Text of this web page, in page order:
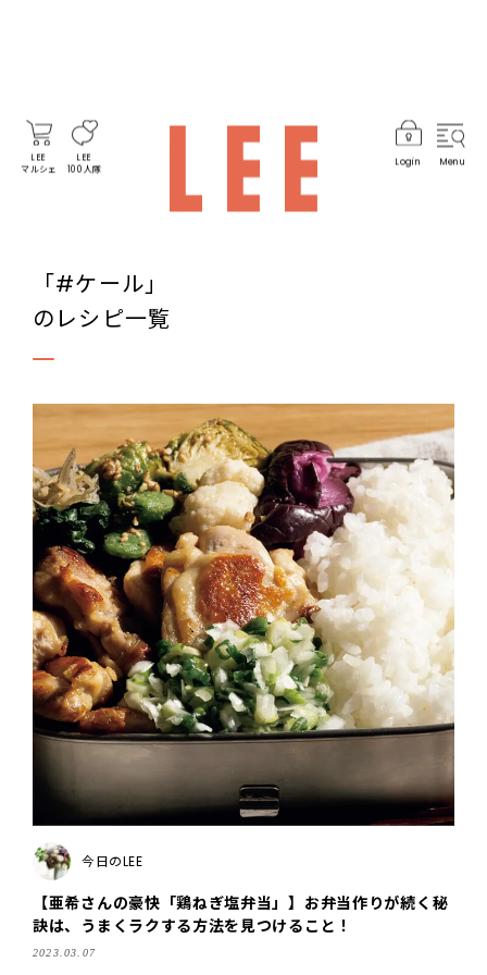
LEE
マルシェ
LEE
100人隊
Login Menu
「#ケール」
のレシピ一覧
今日のLEE
【亜希さんの豪快「鶏ねぎ塩弁当」】お弁当作りが続く秘
訣は、うまくラクする方法を見つけること！
2023.03.07